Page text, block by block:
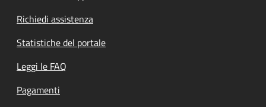
Richiedi assistenza
Statistiche del portale
Leggi le FAQ
Pagamenti